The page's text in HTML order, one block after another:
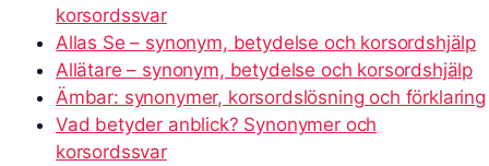
korsordssvar
Allas Se – synonym, betydelse och korsordshjälp
Allätare – synonym, betydelse och korsordshjälp
Ämbar: synonymer, korsordslösning och förklaring
Vad betyder anblick? Synonymer och
korsordssvar